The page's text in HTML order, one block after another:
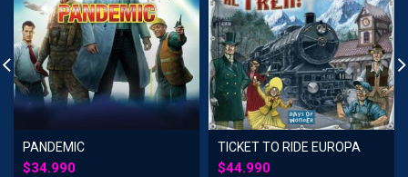
PANDEMIC
$34.990
TICKET TO RIDE EUROPA
$44.990